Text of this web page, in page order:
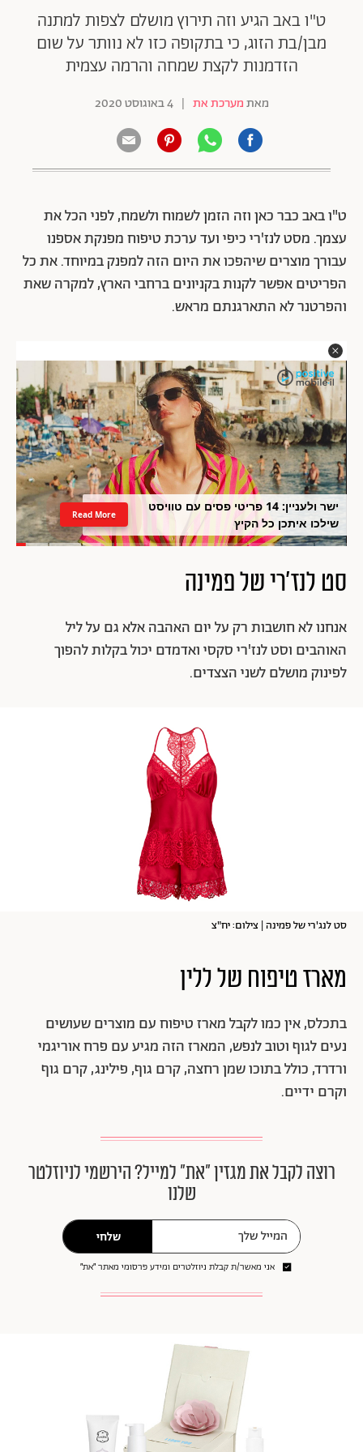
ט"ו באב הגיע וזה תירוץ מושלם לצפות למתנה
מבן/בת הזוג, כי בתקופה כזו לא נוותר על שום
הזדמנות לקצת שמחה והרמה עצמית
מאתמערכת את | 4 באוגוסט 2020
ט"ו באב כבר כאן וזה הזמן לשמוח ולשמח, לפני הכל את
עצמך. מסט לנז'רי כיפי ועד ערכת טיפוח מפנקת אספנו
עבורך מוצרים שיהפכו את היום הזה למפנק במיוחד. את כל
הפריטים אפשר לקנות בקניונים ברחבי הארץ, למקרה שאת
והפרטנר לא התארגנתם מראש.
ישר ולעניין: 14 פריטי פסים עם טוויסט
שילכו איתכן כל הקיץ
Read More
סט לנז'רי של פמינה
אנחנו לא חושבות רק על יום האהבה אלא גם על ליל
האוהבים וסט לנז'רי סקסי ואדמדם יכול בקלות להפוך
לפינוק מושלם לשני הצצדים.
סט לנג'רי של פמינה | צילום: יח"צ
מארז טיפוח של ללין
בתכלס, אין כמו לקבל מארז טיפוח עם מוצרים שעושים
נעים לגוף וטוב לנפש, המארז הזה מגיע עם פרח אוריגמי
ורדרד, כולל בתוכו שמן רחצה, קרם גוף, פילינג, קרם גוף
וקרם ידיים.
רוצה לקבל את מגזין ״את״ למייל? הירשמי לניוזלטר
שלנו
שלחי
אני מאשר/ת קבלת ניוזלטרים ומידע פרסומי מאתר ״את״